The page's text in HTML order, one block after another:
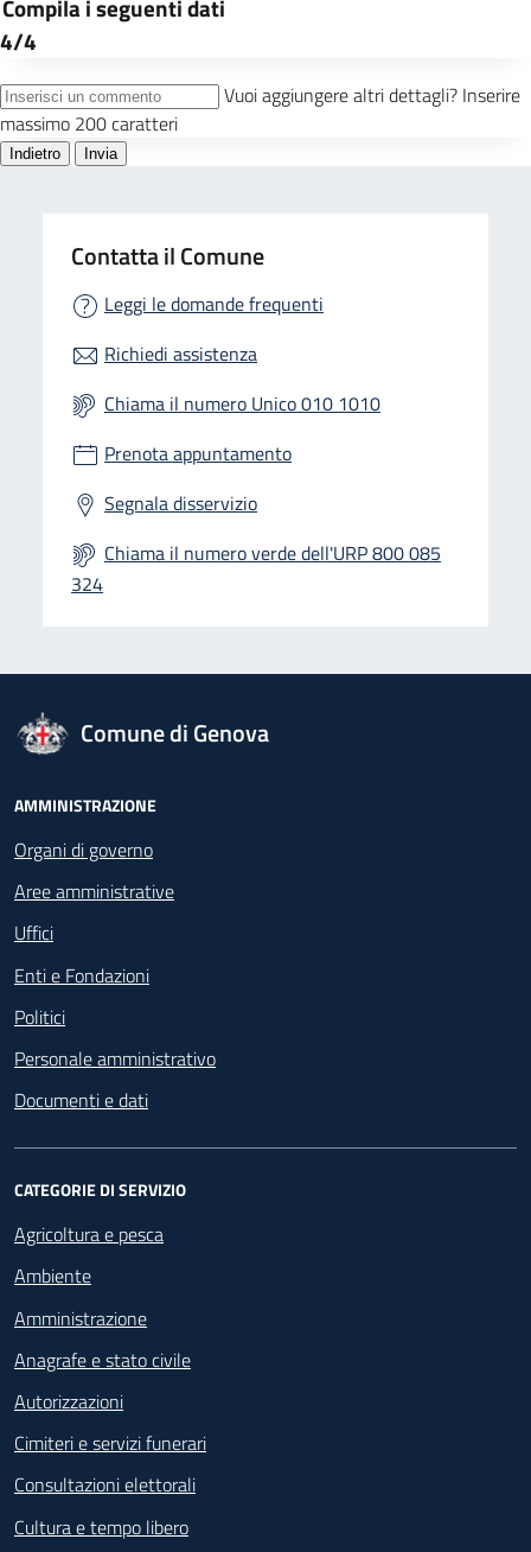
Contatta il Comune
Leggi le domande frequenti
Richiedi assistenza
Chiama il numero Unico 010 1010
Prenota appuntamento
Segnala disservizio
Chiama il numero verde dell'URP 800 085
324
logo Unione Europea
Comune di Genova
Footer - Navigazione
AMMINISTRAZIONE
Organi di governo
Aree amministrative
Uffici
Enti e Fondazioni
Politici
Personale amministrativo
Documenti e dati
CATEGORIE DI SERVIZIO
Agricoltura e pesca
Ambiente
Amministrazione
Anagrafe e stato civile
Autorizzazioni
Cimiteri e servizi funerari
Consultazioni elettorali
Cultura e tempo libero